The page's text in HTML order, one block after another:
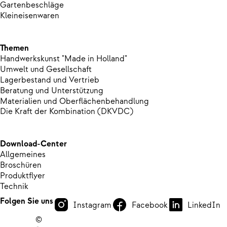
Gartenbeschläge
Kleineisenwaren
Themen
Handwerkskunst "Made in Holland"
Umwelt und Gesellschaft
Lagerbestand und Vertrieb
Beratung und Unterstützung
Materialien und Oberflächenbehandlung
Die Kraft der Kombination (DKVDC)
Download-Center
Allgemeines
Broschüren
Produktflyer
Technik
Folgen Sie uns
Instagram Facebook
LinkedIn
©